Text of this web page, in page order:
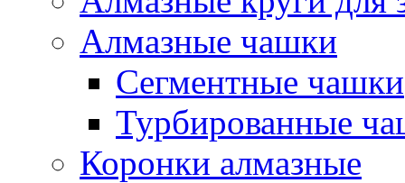
Алмазные чашки
Сегментные чашки
Турбированные
Коронки алмазные